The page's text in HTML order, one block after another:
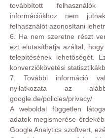
továbbított
információkhoz nem
felhasználót azonosítani
6. Ha nem szeretne részt
ezt elutasíthatja azáltal,
telepítésének lehetőségét.
konverziókövetési
7. További információ
nyilatkozata az
google.de/policies/privacy/
A weboldal független
adatok megismerése
Google Analytics szoftvert,